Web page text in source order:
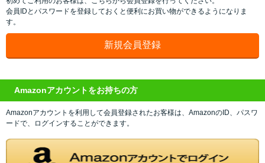
会員IDとパスワードを登録しておくと便利にお買い物ができるようになりま
す。
Amazonアカウントをお持ちの方
Amazonアカウントを利用して会員登録されたお客様は、AmazonのID、パスワ
ードで、ログインすることができます。